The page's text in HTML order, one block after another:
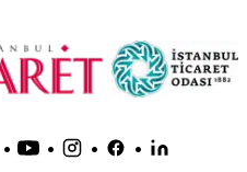
• • • •